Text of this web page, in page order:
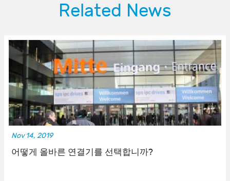
Related News
Nov 14, 2019
어떻게 올바른 연결기를 선택합니까?